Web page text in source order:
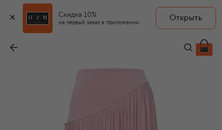
Скидка 10%
на первый заказ в приложении
Открыть
185 000 ₽